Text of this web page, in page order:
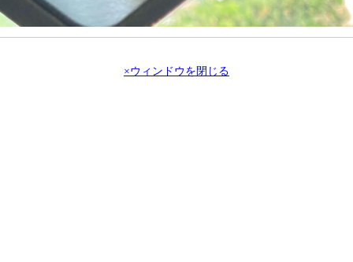
×ウィンドウを閉じる